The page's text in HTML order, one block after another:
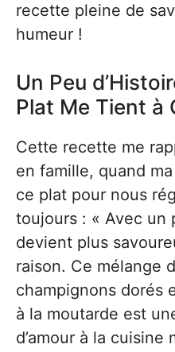
recette pleine de
humeur !
Un Peu
Plat Me Tient
Cette recette me
en famille, quand
ce plat pour nous
toujours : « Avec un
devient plus
raison. Ce mélange
champignons dorés
à la moutarde est
d’amour à la cuisine